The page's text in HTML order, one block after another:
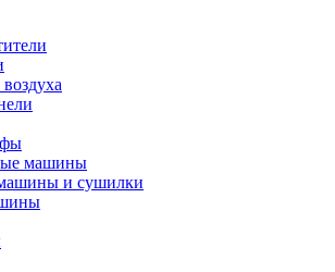
машины
и сушилки